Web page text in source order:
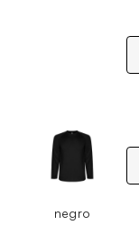
negro